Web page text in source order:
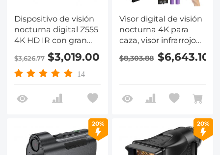
Dispositivo de visión
nocturna digital Z555
4K HD IR con gran
pantalla TFT HD de 3",
botón de brillo en la
oscuridad, aumento
digital de 8x, con
estuche a prueba de
grabación de vídeo y
fotografía, adecuado
para caza
$3,626.77$3,019.00
14
Visor digital de visión
nocturna 4K para
caza, visor infrarrojo
con alcance de 300
m, zoom 5–20X y
compatible con máx.
512 GB, Kentfaith
$8,303.88 $6,643.10
20% 20%